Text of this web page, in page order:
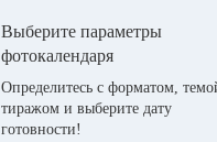
Выберите параметры
фотокалендаря
Определитесь с форматом,
тиражом и выберите дату
готовности!